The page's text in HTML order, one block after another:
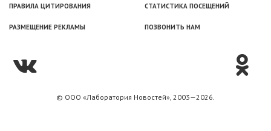
ПРАВИЛА ЦИТИРОВАНИЯ СТАТИСТИКА ПОСЕЩЕНИЙ
РАЗМЕЩЕНИЕ РЕКЛАМЫ ПОЗВОНИТЬ НАМ
© ООО «Лаборатория Новоcтей», 2003—2026.